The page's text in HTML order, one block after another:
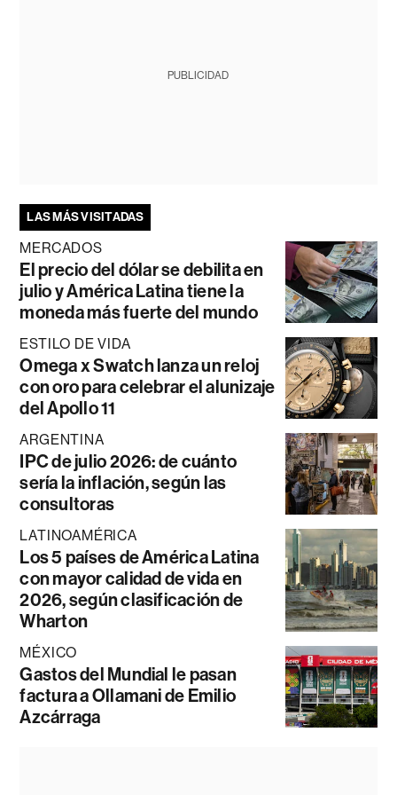
PUBLICIDAD
LAS MÁS VISITADAS
MERCADOS
El precio del dólar se debilita en
julio y América Latina tiene la
moneda más fuerte del mundo
ESTILO DE VIDA
Omega x Swatch lanza un reloj
con oro para celebrar el alunizaje
del Apollo 11
ARGENTINA
IPC de julio 2026: de cuánto
sería la inflación, según las
consultoras
LATINOAMÉRICA
Los 5 países de América Latina
con mayor calidad de vida en
2026, según clasificación de
Wharton
MÉXICO
Gastos del Mundial le pasan
factura a Ollamani de Emilio
Azcárraga